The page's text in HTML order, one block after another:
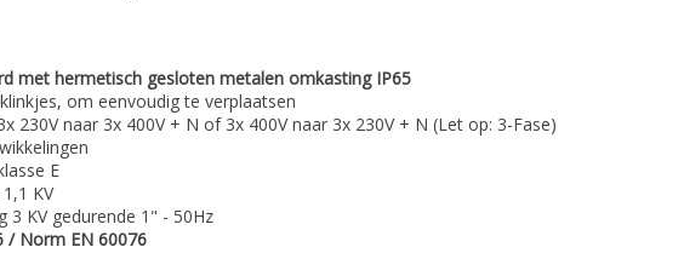
met hermetisch gesloten metalen omkasting IP65
om eenvoudig te verplaatsen
230V naar 3x 400V + N of 3x 400V naar 3x 230V + N (Let op: 3-Fase)
E
KV
3 KV gedurende 1" - 50Hz
/ Norm EN 60076